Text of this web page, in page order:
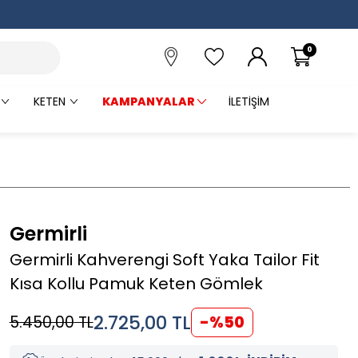
0
KETEN İLETIŞIM
KAMPANYALAR
Germirli
Germirli Kahverengi Soft Yaka Tailor Fit
Kısa Kollu Pamuk Keten Gömlek
5.450,00TL2.725,00 TL -%50